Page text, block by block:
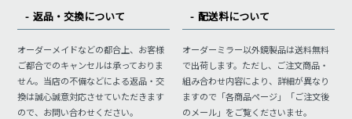
返品・交換について
オーダーメイドなどの都合上、お客様
ご都合でのキャンセルは承っておりま
せん。当店の不備などによる返品・交
換は誠心誠意対応させていただきます
ので、お問い合わせください。
配送料について
オーダーミラー以外鏡製品は送料無料
で出荷します。ただし、ご注文商品・
組み合わせ内容により、詳細が異なり
ますので「各商品ページ」「ご注文後
のメール」をご覧くださいませ。